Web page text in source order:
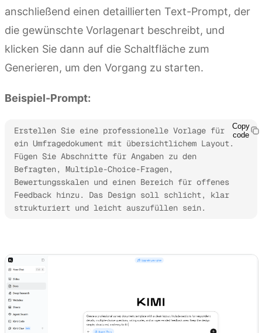
anschließend einen detaillierten Text-Prompt, der
die gewünschte Vorlagenart beschreibt, und
klicken Sie dann auf die Schaltfläche zum
Generieren, um den Vorgang zu starten.
Beispiel-Prompt:
Erstellen Sie eine professionelle Vorlage für
ein Umfragedokument mit übersichtlichem Layout.
Fügen Sie Abschnitte für Angaben zu den
Befragten, Multiple-Choice-Fragen,
Bewertungsskalen und einen Bereich für offenes
Feedback hinzu. Das Design soll schlicht, klar
strukturiert und leicht auszufüllen sein.
Copy
code